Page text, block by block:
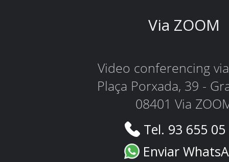
Via ZOOM
Video conferencing
Plaça Porxada, 39 -
08401 Via
Tel. 93 655
Enviar